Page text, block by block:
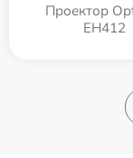
Проектор
EH412